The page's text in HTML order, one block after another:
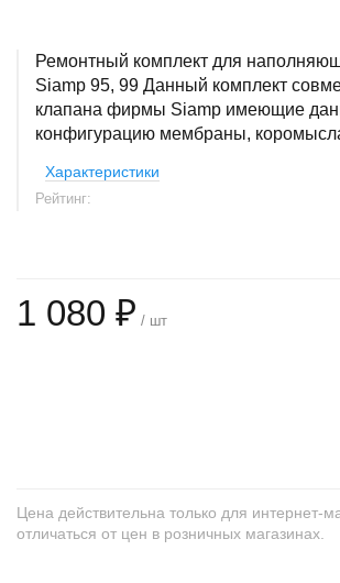
Ремонтный комплект для
Siamp 95, 99 Данный комплект
клапана фирмы Siamp имеющие
конфигурацию мембраны,
Характеристики
Рейтинг:
1 080 ₽ / шт
Цена действительна только для интернет-
отличаться от цен в розничных магазинах.